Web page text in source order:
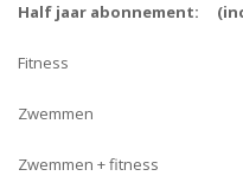
Half jaar abonnement:
Fitness
Zwemmen
Zwemmen +